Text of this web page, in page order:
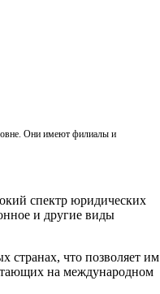
Они имеют филиалы и
спектр юридических
и другие виды
что позволяет им
на международном